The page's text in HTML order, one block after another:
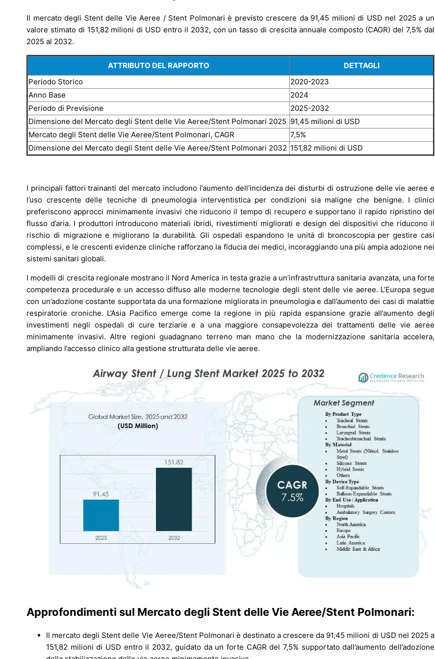
Il mercato degli Stent delle Vie Aeree / Stent Polmonari è previsto crescere da 91,45 milioni di USD nel 2025 a un
valore stimato di 151,82 milioni di USD entro il 2032, con un tasso di crescita annuale composto (CAGR) del 7,5% dal
2025 al 2032.
ATTRIBUTO DEL RAPPORTO
DETTAGLI
Periodo Storico
2020-2023
Anno Base
2024
Periodo di Previsione
2025-2032
Dimensione del Mercato degli Stent delle Vie Aeree/Stent Polmonari 2025 91,45 milioni di USD
Mercato degli Stent delle Vie Aeree/Stent Polmonari, CAGR
7,5%
Dimensione del Mercato degli Stent delle Vie Aeree/Stent Polmonari 2032 151,82 milioni di USD
I principali fattori trainanti del mercato includono l’aumento dell’incidenza dei disturbi di ostruzione delle vie aeree e
l’uso crescente delle tecniche di pneumologia interventistica per condizioni sia maligne che benigne. I clinici
preferiscono approcci minimamente invasivi che riducono il tempo di recupero e supportano il rapido ripristino del
flusso d’aria. I produttori introducono materiali ibridi, rivestimenti migliorati e design dei dispositivi che riducono il
rischio di migrazione e migliorano la durabilità. Gli ospedali espandono le unità di broncoscopia per gestire casi
complessi, e le crescenti evidenze cliniche rafforzano la fiducia dei medici, incoraggiando una più ampia adozione nei
sistemi sanitari globali.
I modelli di crescita regionale mostrano il Nord America in testa grazie a un’infrastruttura sanitaria avanzata, una forte
competenza procedurale e un accesso diffuso alle moderne tecnologie degli stent delle vie aeree. L’Europa segue
con un’adozione costante supportata da una formazione migliorata in pneumologia e dall’aumento dei casi di malattie
respiratorie croniche. L’Asia Pacifico emerge come la regione in più rapida espansione grazie all’aumento degli
investimenti negli ospedali di cure terziarie e a una maggiore consapevolezza dei trattamenti delle vie aeree
minimamente invasivi. Altre regioni guadagnano terreno man mano che la modernizzazione sanitaria accelera,
ampliando l’accesso clinico alla gestione strutturata delle vie aeree.
Approfondimenti sul Mercato degli Stent delle Vie Aeree/Stent Polmonari:
Il mercato degli Stent delle Vie Aeree/Stent Polmonari è destinato a crescere da 91,45 milioni di USD nel 2025 a
151,82 milioni di USD entro il 2032, guidato da un forte CAGR del 7,5% supportato dall’aumento dell’adozione